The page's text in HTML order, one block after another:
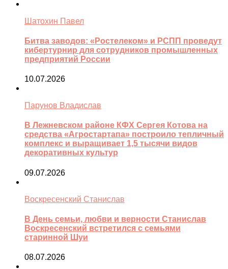
Шатохин Павел
Битва заводов: «Ростелеком» и РСПП проведут
кибертурнир для сотрудников промышленных
предприятий России
10.07.2026
Парунов Владислав
В Лежневском районе КФХ Сергея Котова на
средства «Агростартапа» построило тепличный
комплекс и выращивает 1,5 тысячи видов
декоративных культур
09.07.2026
Воскресенский Станислав
В День семьи, любви и верности Станислав
Воскресенский встретился с семьями
старинной Шуи
08.07.2026